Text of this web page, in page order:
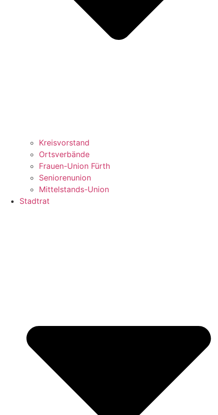
Kreisvorstand
Ortsverbände
Frauen-Union Fürth
Seniorenunion
Mittelstands-Union
Stadtrat